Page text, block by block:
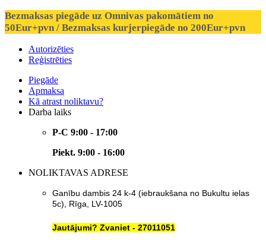
Bezmaksas piegāde uz Omnivas pakomātiem no
50Eur+pvn / Bezmaksas kurjerpiegāde no 200Eur+pvn
Autorizēties
Reģistrēties
Piegāde
Apmaksa
Kā atrast noliktavu?
Darba laiks
P-C 9:00 - 17:00
Piekt. 9:00 - 16:00
NOLIKTAVAS ADRESE
Ganību dambis 24 k-4 (iebraukšana no Bukultu ielas
5c), Rīga, LV-1005
Jautājumi? Zvaniet - 27011051